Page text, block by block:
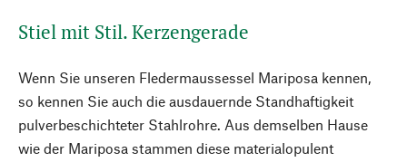
Stiel mit Stil. Kerzengerade
Wenn Sie unseren Fledermaussessel Mariposa kennen,
so kennen Sie auch die ausdauernde Standhaftigkeit
pulverbeschichteter Stahlrohre. Aus demselben Hause
wie der Mariposa stammen diese materialopulent